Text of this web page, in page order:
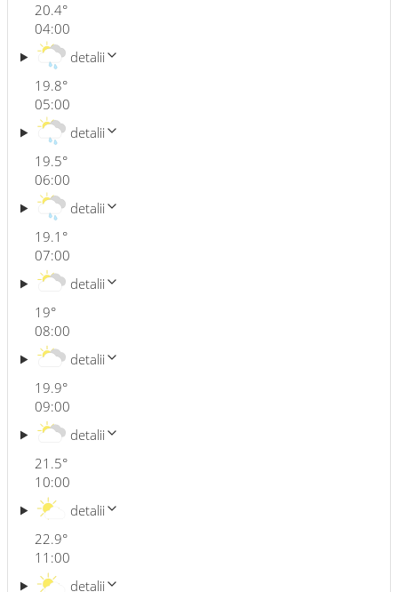
20.4°
04:00
19.8°
detalii
05:00
19.5°
detalii
06:00
19.1 °
detalii
07:00
19°
detalii
08:00
19.9°
detalii
09:00
21.5°
detalii
10:00
22.9°
detalii
11:00
detalii